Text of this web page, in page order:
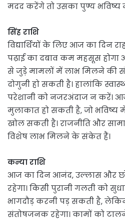
मदद करेंगे तो उसका पुण्य
सिंह राशि
विद्यार्थियों के लिए आज का दिन
पढ़ाई का दबाव कम महसूस होगा
से जुड़े मामलों में लाभ मिलने की
दोगुनी हो सकती है। हालांकि
परेशानी को नजरअंदाज न करें।
मुलाकात हो सकती है, जो
खोल सकती है। राजनीति और
विशेष लाभ मिलने के संकेत हैं।
कन्या राशि
आज का दिन आनंद, उल्लास और
रहेगा। किसी पुरानी गलती को
भागदौड़ करनी पड़ सकती है,
संतोषजनक रहेगा। कामों को